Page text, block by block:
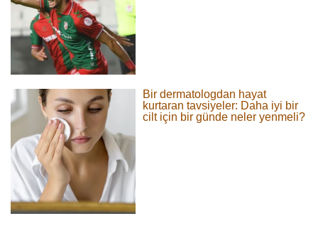
Bir dermatologdan hayat
kurtaran tavsiyeler: Daha iyi bir
cilt için bir günde neler yenmeli?